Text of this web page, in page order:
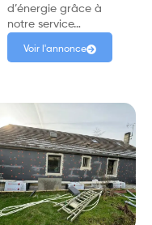
d’énergie grâce à
notre service…
Voir l'annonce